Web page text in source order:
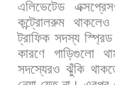
এলিভেটেড
কন্ট্রোলরুম
থাকলেও
ট্রাফিক সদস্য স্প্রিড
কারণে
গাড়িগুলো
সদস্যেরও ঝুঁকি